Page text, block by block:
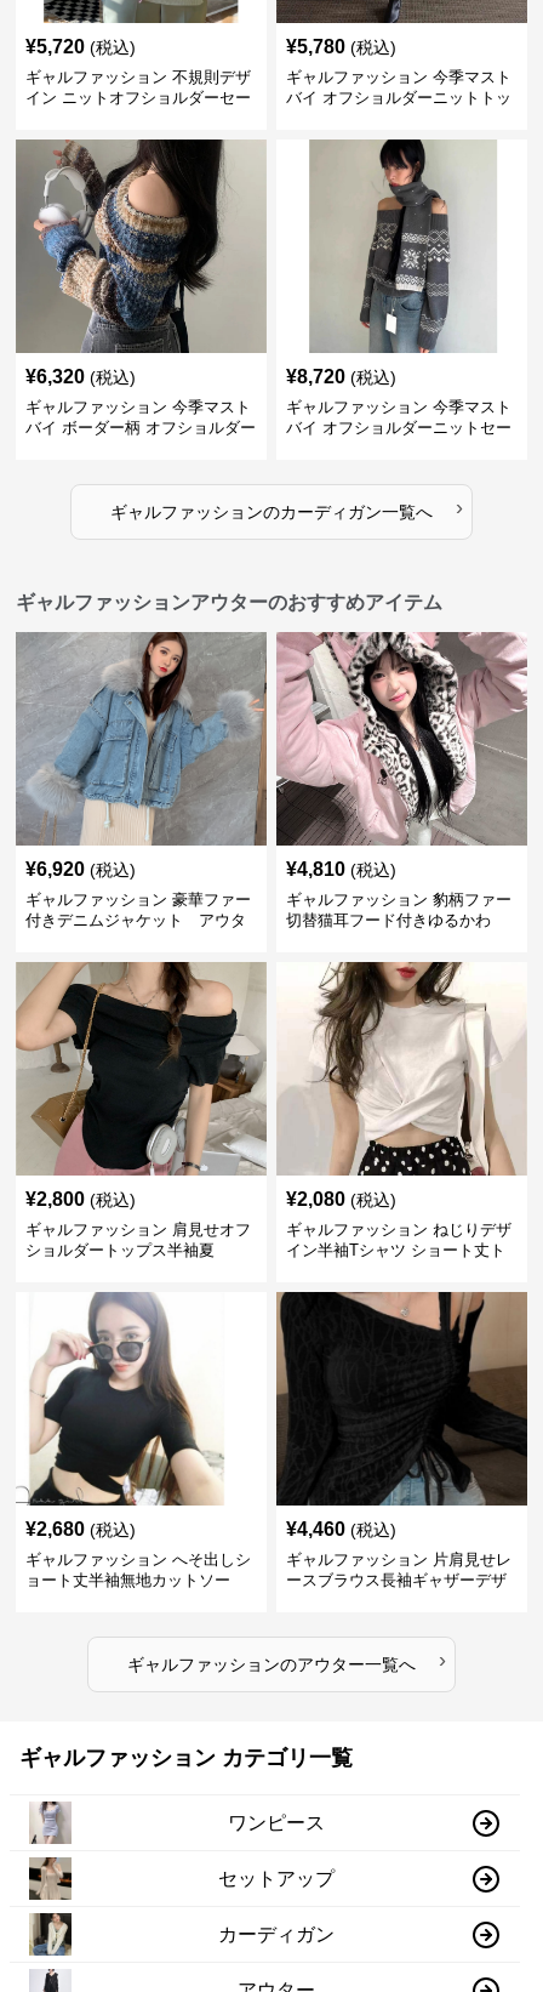
¥5,720 (税込)
ギャルファッション 不規則デザ
イン ニットオフショルダーセー
¥5,780 (税込)
ギャルファッション 今季マスト
バイ オフショルダーニットトッ
¥6,320 (税込)
ギャルファッション 今季マスト
バイ ボーダー柄 オフショルダー
¥8,720 (税込)
ギャルファッション 今季マスト
バイ オフショルダーニットセー
ギャルファッションのカーディガン一覧へ ›
ギャルファッションアウターのおすすめアイテム
¥6,920 (税込)
ギャルファッション 豪華ファー
付きデニムジャケット アウタ
¥4,810 (税込)
ギャルファッション 豹柄ファー
切替猫耳フード付きゆるかわ
¥2,800 (税込)
ギャルファッション 肩見せオフ
ショルダートップス半袖夏
¥2,080 (税込)
ギャルファッション ねじりデザ
イン半袖Tシャツ ショート丈ト
¥2,680 (税込)
ギャルファッション へそ出しシ
ョート丈半袖無地カットソー
¥4,460 (税込)
ギャルファッション 片肩見せレ
ースブラウス長袖ギャザーデザ
ギャルファッションのアウター一覧へ ›
ギャルファッション カテゴリ一覧
ワンピース
セットアップ
カーディガン